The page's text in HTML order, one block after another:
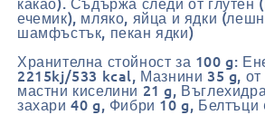
ечемик), мляко, яйца и ядки (
шамфъстък, пекан ядки)
Хранителна стойност за 100g:
2215kj/533 kcal, Мазнини 35g,
мастни киселини 21g,
захари 40 g, Фибри 10g,